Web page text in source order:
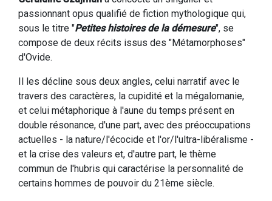
passionnant opus qualifié de fiction mythologique qui,
sous le titre "Petites histoires de la démesure", se
compose de deux récits issus des "Métamorphoses"
d'Ovide.
Il les décline sous deux angles, celui narratif avec le
travers des caractères, la cupidité et la mégalomanie,
et celui métaphorique à l'aune du temps présent en
double résonance, d'une part, avec des préoccupations
actuelles - la nature/l'écocide et l'or/l'ultra-libéralisme -
et la crise des valeurs et, d'autre part, le thème
commun de l'hubris qui caractérise la personnalité de
certains hommes de pouvoir du 21ème siècle.